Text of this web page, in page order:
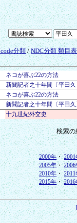
分類/NDC分類 類目
ネコが喜ぶ22の方法
新聞記者之十年間〔平田
ネコが喜ぶ22の方法
新聞記者之十年間〔平田
十九世紀外交史
検索
2000年・2001
2005年・2006
2010年・2011
2015年・2016